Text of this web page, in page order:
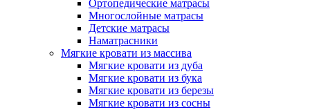
Ортопедические матрасы
Многослойные матрасы
Детские матрасы
Наматрасники
Мягкие кровати из массива
Мягкие кровати из дуба
Мягкие кровати из бука
Мягкие кровати из березы
Мягкие кровати из сосны